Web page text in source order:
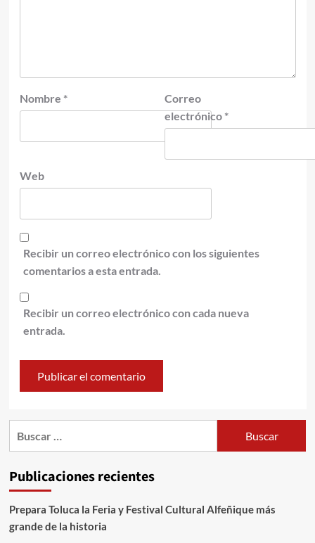
Nombre *
Correo
electrónico *
Web
Recibir un correo electrónico con los siguientes
comentarios a esta entrada.
Recibir un correo electrónico con cada nueva
entrada.
Publicaciones recientes
Prepara Toluca la Feria y Festival Cultural Alfeñique más
grande de la historia